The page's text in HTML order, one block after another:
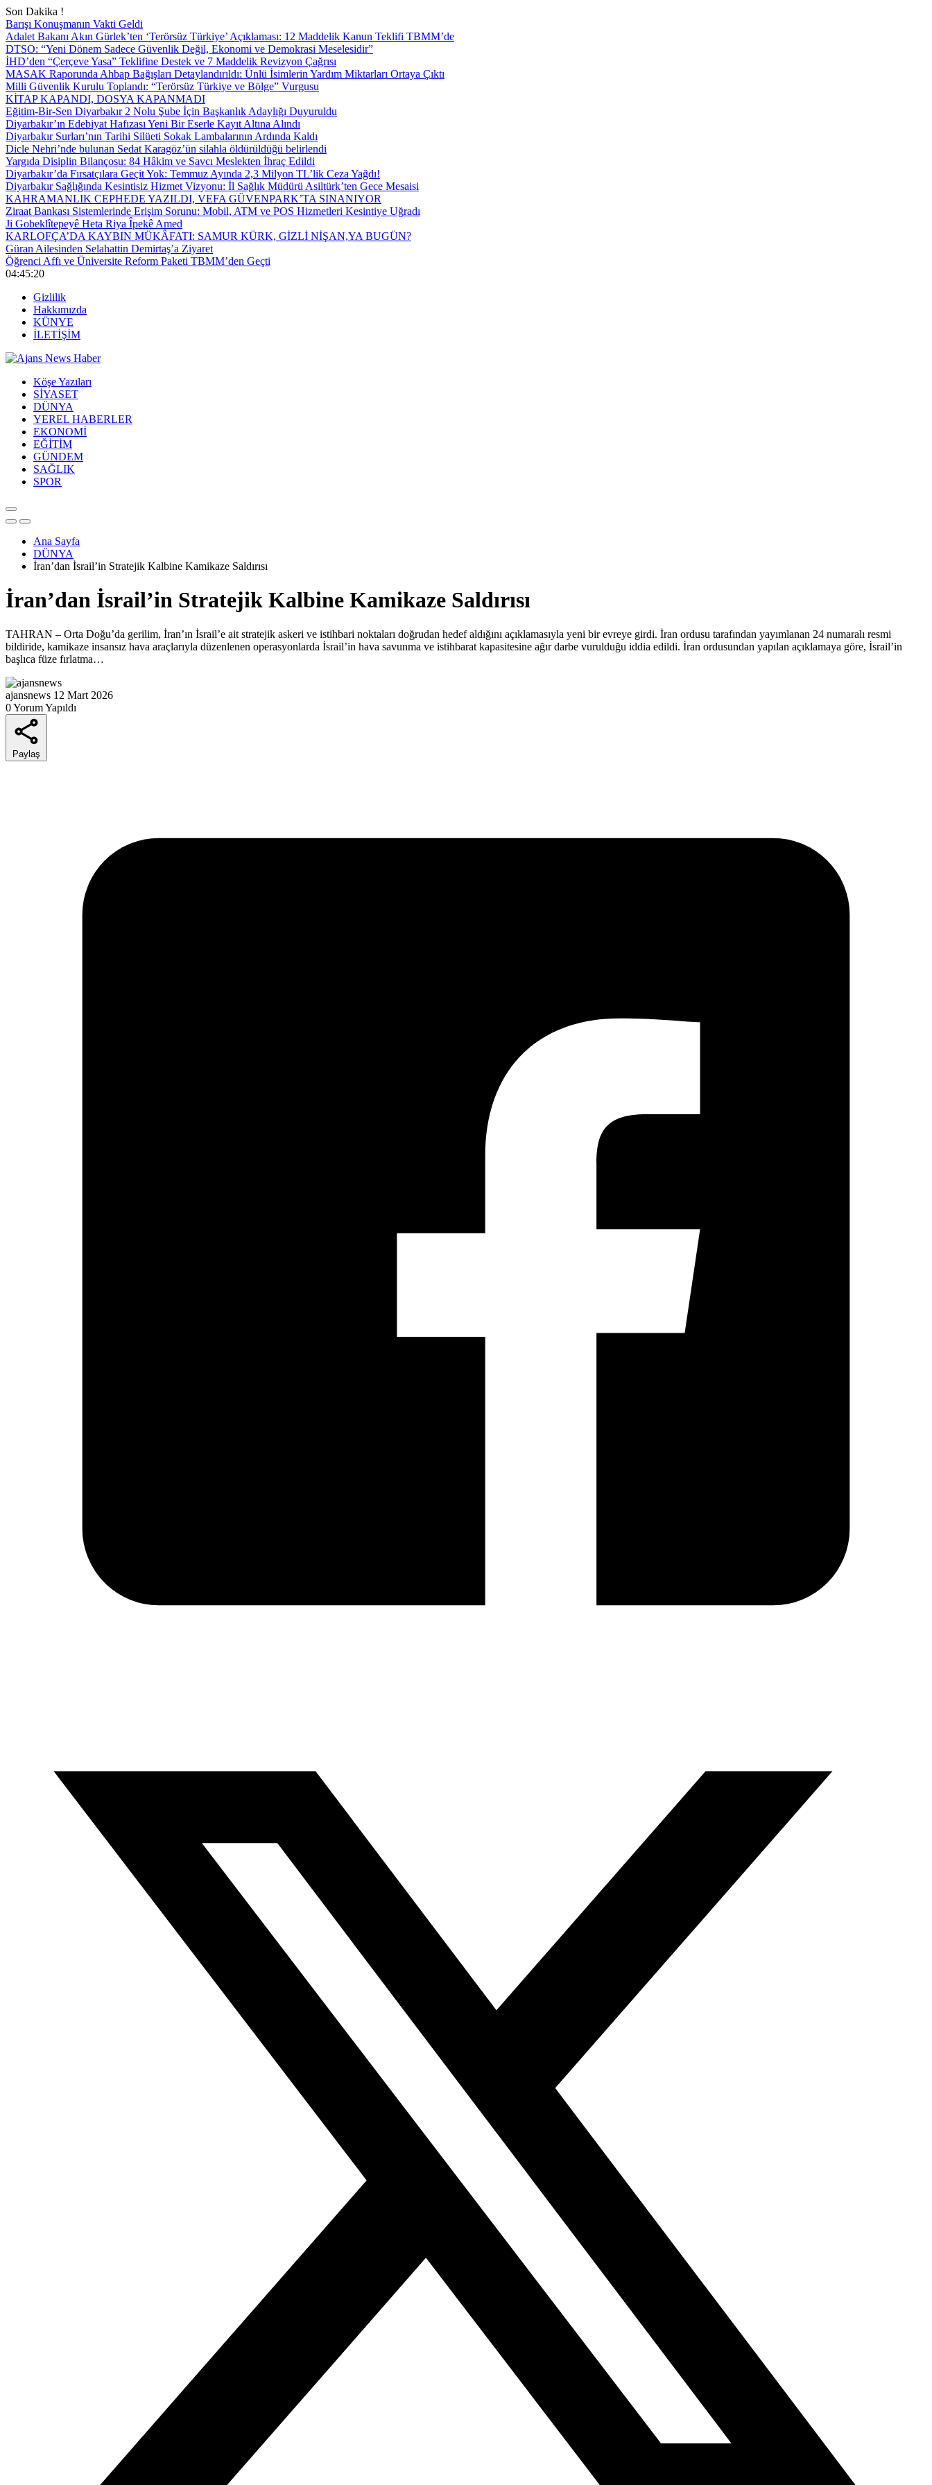
Son Dakika !
Barışı Konuşmanın Vakti Geldi
Adalet Bakanı Akın Gürlek’ten ‘Terörsüz Türkiye’ Açıklaması: 12 Maddelik Kanun Teklifi TBMM’de
DTSO: “Yeni Dönem Sadece Güvenlik Değil, Ekonomi ve Demokrasi Meselesidir”
İHD’den “Çerçeve Yasa” Teklifine Destek ve 7 Maddelik Revizyon Çağrısı
MASAK Raporunda Ahbap Bağışları Detaylandırıldı: Ünlü İsimlerin Yardım Miktarları Ortaya Çıktı
Milli Güvenlik Kurulu Toplandı: “Terörsüz Türkiye ve Bölge” Vurgusu
KİTAP KAPANDI, DOSYA KAPANMADI
Eğitim-Bir-Sen Diyarbakır 2 Nolu Şube İçin Başkanlık Adaylığı Duyuruldu
Diyarbakır’ın Edebiyat Hafızası Yeni Bir Eserle Kayıt Altına Alındı
Diyarbakır Surları’nın Tarihi Silüeti Sokak Lambalarının Ardında Kaldı
Dicle Nehri’nde bulunan Sedat Karagöz’ün silahla öldürüldüğü belirlendi
Yargıda Disiplin Bilançosu: 84 Hâkim ve Savcı Meslekten İhraç Edildi
Diyarbakır’da Fırsatçılara Geçit Yok: Temmuz Ayında 2,3 Milyon TL’lik Ceza Yağdı!
Diyarbakır Sağlığında Kesintisiz Hizmet Vizyonu: İl Sağlık Müdürü Asiltürk’ten Gece Mesaisi
KAHRAMANLIK CEPHEDE YAZILDI, VEFA GÜVENPARK’TA SINANIYOR
Ziraat Bankası Sistemlerinde Erişim Sorunu: Mobil, ATM ve POS Hizmetleri Kesintiye Uğradı
Ji Gobeklîtepeyê Heta Riya Îpekê Amed
KARLOFÇA’DA KAYBIN MÜKÂFATI: SAMUR KÜRK, GİZLİ NİŞAN,YA BUGÜN?
Güran Ailesinden Selahattin Demirtaş’a Ziyaret
Öğrenci Affı ve Üniversite Reform Paketi TBMM’den Geçti
04:45:21
Gizlilik
Hakkımızda
KÜNYE
İLETİŞİM
Köşe Yazıları
SİYASET
DÜNYA
YEREL HABERLER
EKONOMİ
EĞİTİM
GÜNDEM
SAĞLIK
SPOR
Ana Sayfa
DÜNYA
İran’dan İsrail’in Stratejik Kalbine Kamikaze Saldırısı
İran’dan İsrail’in Stratejik Kalbine Kamikaze Saldırısı
TAHRAN – Orta Doğu’da gerilim, İran’ın İsrail’e ait stratejik askeri ve istihbari noktaları doğrudan hedef aldığını açıklamasıyla yeni bir evreye girdi. İran ordusu tarafından yayımlanan 24 numaralı resmi
bildiride, kamikaze insansız hava araçlarıyla düzenlenen operasyonlarda İsrail’in hava savunma ve istihbarat kapasitesine ağır darbe vurulduğu iddia edildi. İran ordusundan yapılan açıklamaya göre, İsrail’in
başlıca füze fırlatma…
ajansnews 12 Mart 2026
0 Yorum Yapıldı
Paylaş